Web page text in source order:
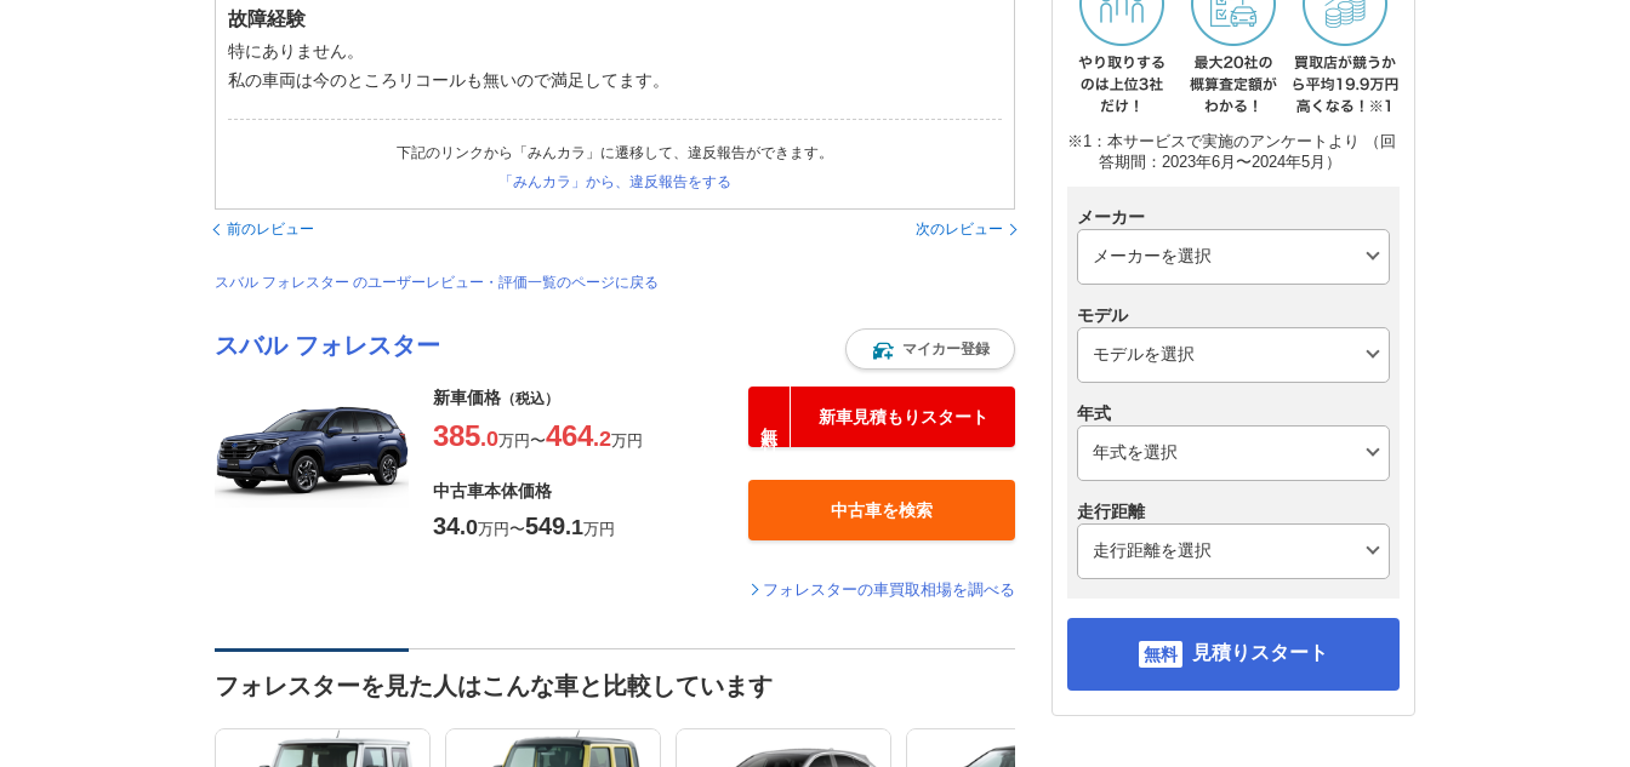
故障経験
特にありません。
私の車両は今のところリコールも無いので満足してます。
下記のリンクから「みんカラ」に遷移して、違反報告ができます。
「みんカラ」から、違反報告をする
前のレビュー 次のレビュー
スバル フォレスター のユーザーレビュー・評価一覧のページに戻る
スバル フォレスター マイカー登録
新車価格 （税込）
385.0万円〜464.2万円
新車見積もりスタート
中古車本体価格
34.0万円〜549.1万円
中古車を検索
フォレスターの車買取相場を調べる
フォレスターを見た人はこんな車と比較しています
※1：本サービスで実施のアンケートより （回
答期間：2023年6月〜2024年5月）
メーカー
モデル
年式
走行距離
見積りスタート